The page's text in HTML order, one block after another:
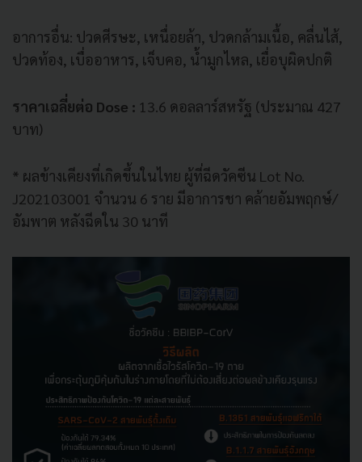
อาการอื่น: ปวดศีรษะ, เหนื่อยล้า, ปวดกล้ามเนื้อ, คลื่นไส้,
ปวดท้อง, เบื่ออาหาร, เจ็บคอ, น้ำมูกไหล, เยื่อบุผิดปกติ
ราคาเฉลี่ยต่อ Dose : 13.6 ดอลลาร์สหรัฐ (ประมาณ 427
บาท)
* ผลข้างเคียงที่เกิดขึ้นในไทย ผู้ที่ฉีดวัคซีน Lot No.
J202103001 จำนวน 6 ราย มีอาการชา คล้ายอัมพฤกษ์/
อัมพาต หลังฉีดใน 30 นาที